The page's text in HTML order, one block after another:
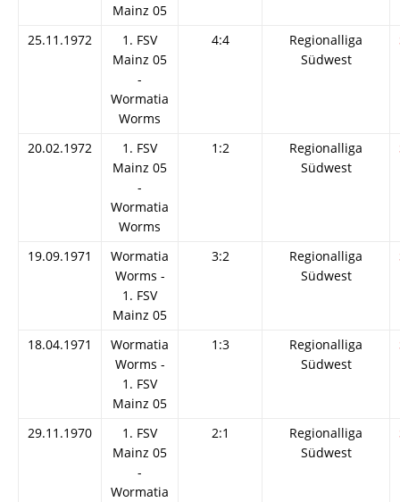
Mainz 05
25.11.1972
1. FSV
Mainz 05
-
Wormatia
Worms
4:4
Regionalliga
Südwest
20.02.1972
1. FSV
Mainz 05
-
Wormatia
Worms
1:2
Regionalliga
Südwest
19.09.1971
Wormatia
Worms -
1. FSV
Mainz 05
3:2
Regionalliga
Südwest
18.04.1971
Wormatia
Worms -
1. FSV
Mainz 05
1:3
Regionalliga
Südwest
29.11.1970
1. FSV
Mainz 05
-
Wormatia
2:1
Regionalliga
Südwest